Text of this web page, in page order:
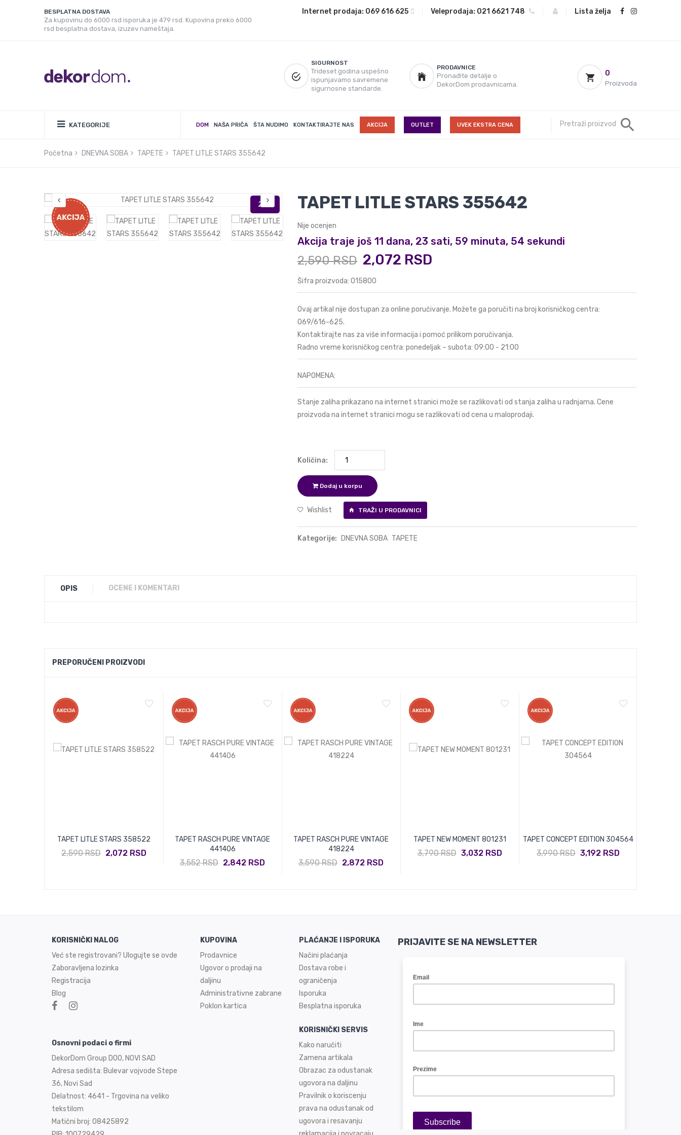
BESPLATNA DOSTAVA
Za kupovinu do 6000 rsd isporuka je 479 rsd. Kupovina preko 6000
rsd besplatna dostava, izuzev nameštaja.
Internet prodaja: 069 616 625 Veleprodaja: 021 6621 748 Lista želja
SIGURNOST
Trideset godina uspešno
ispunjavamo savremene
sigurnosne standarde.
PRODAVNICE
Pronađite detalje o
DekorDom prodavnicama.
0
Proizvoda
KATEGORIJE DOM NAŠA PRIČA ŠTA NUDIMO KONTAKTIRAJTE NAS AKCIJA OUTLET UVEK EKSTRA CENA
Početna DNEVNA SOBA TAPETE TAPET LITLE STARS 355642
TAPET LITLE STARS 355642
Nije ocenjen
Akcija traje još 11 dana, 23 sati, 59 minuta, 53 sekundi
2,590 RSD 2,072 RSD
Šifra proizvoda: 015800
Ovaj artikal nije dostupan za online poručivanje. Možete ga poručiti na broj korisničkog centra:
069/616-625.
Kontaktirajte nas za više informacija i pomoć prilikom poručivanja.
Radno vreme korisničkog centra: ponedeljak – subota: 09:00 - 21:00
NAPOMENA:
Stanje zaliha prikazano na internet stranici može se razlikovati od stanja zaliha u radnjama. Cene
proizvoda na internet stranici mogu se razlikovati od cena u maloprodaji.
Količina:
Dodaj u korpu
Wishlist TRAŽI U PRODAVNICI
Kategorije: DNEVNA SOBA TAPETE
OPIS OCENE I KOMENTARI
PREPORUČENI PROIZVODI
TAPET LITLE STARS 358522
2,590 RSD 2,072 RSD
TAPET RASCH PURE VINTAGE
441406
3,552 RSD 2,842 RSD
TAPET RASCH PURE VINTAGE
418224
3,590 RSD 2,872 RSD
TAPET NEW MOMENT 801231
3,790 RSD 3,032 RSD
TAPET CONCEPT EDITION 304564
3,990 RSD 3,192 RSD
KORISNIČKI NALOG
Već ste registrovani? Ulogujte se ovde
Zaboravljena lozinka
Registracija
Blog
Osnovni podaci o firmi
DekorDom Group DOO, NOVI SAD
Adresa sedišta: Bulevar vojvode Stepe
36, Novi Sad
Delatnost: 4641 - Trgovina na veliko
tekstilom
Matični broj: 08425892
KUPOVINA
Prodavnice
Ugovor o prodaji na
daljinu
Administrativne zabrane
Poklon kartica
PLAĆANJE I ISPORUKA
Načini plaćanja
Dostava robe i
ograničenja
Isporuka
Besplatna isporuka
KORISNIČKI SERVIS
Kako naručiti
Zamena artikala
Obrazac za odustanak
ugovora na daljinu
Pravilnik o koriscenju
prava na odustanak od
ugovora i resavanju
PRIJAVITE SE NA NEWSLETTER